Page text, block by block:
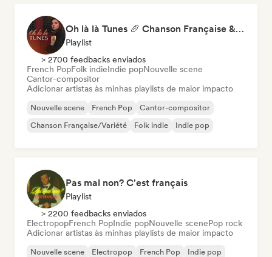
Oh là là Tunes 🥖 Chanson Française & Nouvelle Scène Française
Playlist
> 2700 feedbacks enviados
French PopFolk indieIndie popNouvelle scene
Cantor-compositor
Adicionar artistas às minhas playlists de maior impacto
Nouvelle scene French Pop
Cantor-compositor
Chanson Française/Variété
Folk indie Indie pop
Pas mal non? C'est français
Playlist
> 2200 feedbacks enviados
ElectropopFrench PopIndie popNouvelle scenePop rock
Adicionar artistas às minhas playlists de maior impacto
Nouvelle scene Electropop French Pop
Indie pop